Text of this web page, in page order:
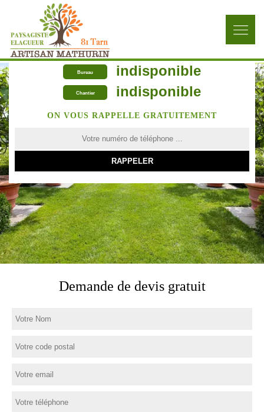
Bureau indisponible
Chantier indisponible
ON VOUS RAPPELLE GRATUITEMENT
Demande de devis gratuit